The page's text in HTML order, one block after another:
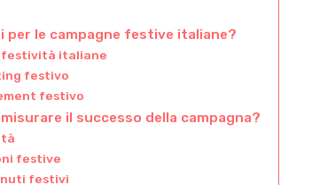
le campagne festive italiane?
festività italiane
festivo
festivo
il successo della campagna?
festive
festivi